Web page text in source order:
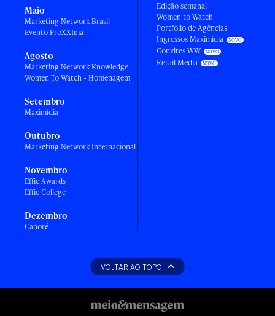
Maio
Marketing Network Brasil
Evento ProXXIma
Agosto
Marketing Network Knowledge
Women To Watch - Homenagem
Setembro
Maximídia
Outubro
Marketing Network Internacional
Novembro
Effie Awards
Effie College
Dezembro
Caboré
Edição semanal
Women to Watch
Portfólio de Agências
Ingressos Maximídia
Convites WW
Retail Media
VOLTAR AO TOPO